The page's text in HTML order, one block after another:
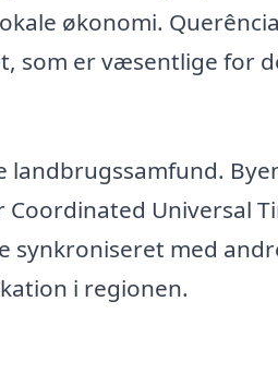
økonomi.
som er væsentlige for
Universal
synkroniseret med
i regionen.